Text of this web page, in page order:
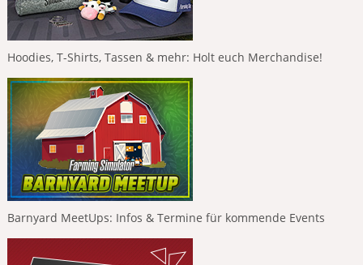
Hoodies, T-Shirts, Tassen & mehr: Holt euch Merchandise!
Barnyard MeetUps: Infos & Termine für kommende Events